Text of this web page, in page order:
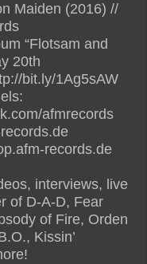
Maiden (2016) //
“Flotsam and
20th
bit.ly/1Ag5sAW
afmrecords
records.de
interviews, live
of D-A-D, Fear
of Fire, Orden
Kissin’